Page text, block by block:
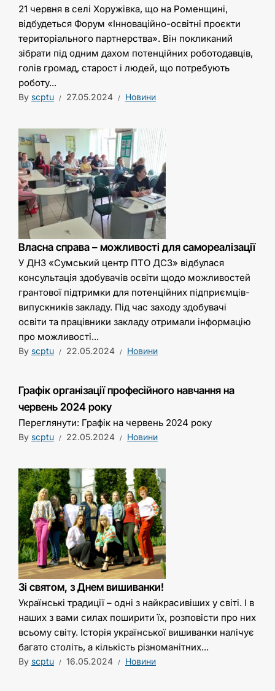
21 червня в селі Хоружівка, що на Роменщині,
відбудеться Форум «Інноваційно-освітні проєкти
територіального партнерства». Він покликаний
зібрати під одним дахом потенційних роботодавців,
голів громад, старост і людей, що потребують
роботу...
By scptu 27.05.2024 Новини
Власна справа – можливості для самореалізації
У ДНЗ «Сумський центр ПТО ДСЗ» відбулася
консультація здобувачів освіти щодо можливостей
грантової підтримки для потенційних підприємців-
випускників закладу. Під час заходу здобувачі
освіти та працівники закладу отримали інформацію
про можливості...
By scptu 22.05.2024 Новини
Графік організації професійного навчання на
червень 2024 року
Переглянути: Графік на червень 2024 року
By scptu 22.05.2024 Новини
Зі святом, з Днем вишиванки!
Українські традиції – одні з найкрасивіших у світі. І в
наших з вами силах поширити їх, розповісти про них
всьому світу. Історія української вишиванки налічує
багато століть, а кількість різноманітних...
By scptu 16.05.2024 Новини